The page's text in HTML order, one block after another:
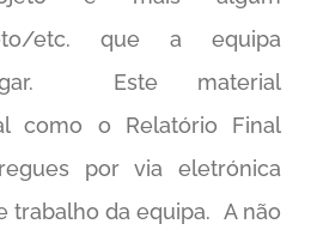
etc. que a equipa
Este material
como o Relatório Final
por via eletrónica
trabalho da equipa. A não